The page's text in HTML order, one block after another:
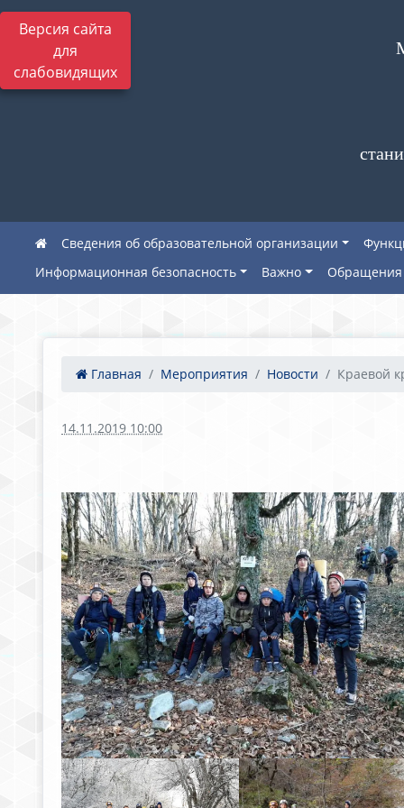
Версия сайта
для
слабовидящих
Сведения об образовательной организации
Информационная безопасность
Важно Обращения
Главная Мероприятия Новости Краевой
14.11.2019 10:00